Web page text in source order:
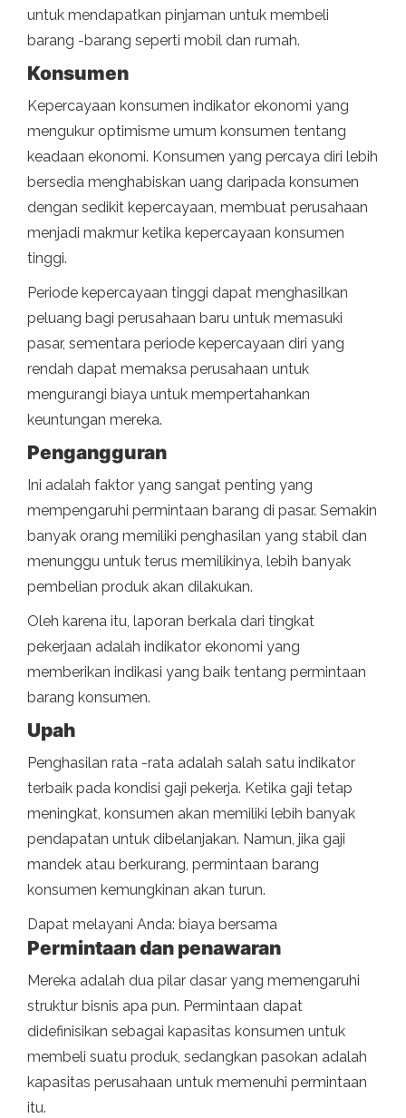
untuk mendapatkan pinjaman untuk membeli
barang -barang seperti mobil dan rumah.
Konsumen
Kepercayaan konsumen indikator ekonomi yang
mengukur optimisme umum konsumen tentang
keadaan ekonomi. Konsumen yang percaya diri lebih
bersedia menghabiskan uang daripada konsumen
dengan sedikit kepercayaan, membuat perusahaan
menjadi makmur ketika kepercayaan konsumen
tinggi.
Periode kepercayaan tinggi dapat menghasilkan
peluang bagi perusahaan baru untuk memasuki
pasar, sementara periode kepercayaan diri yang
rendah dapat memaksa perusahaan untuk
mengurangi biaya untuk mempertahankan
keuntungan mereka.
Pengangguran
Ini adalah faktor yang sangat penting yang
mempengaruhi permintaan barang di pasar. Semakin
banyak orang memiliki penghasilan yang stabil dan
menunggu untuk terus memilikinya, lebih banyak
pembelian produk akan dilakukan.
Oleh karena itu, laporan berkala dari tingkat
pekerjaan adalah indikator ekonomi yang
memberikan indikasi yang baik tentang permintaan
barang konsumen.
Upah
Penghasilan rata -rata adalah salah satu indikator
terbaik pada kondisi gaji pekerja. Ketika gaji tetap
meningkat, konsumen akan memiliki lebih banyak
pendapatan untuk dibelanjakan. Namun, jika gaji
mandek atau berkurang, permintaan barang
konsumen kemungkinan akan turun.
Dapat melayani Anda: biaya bersama
Permintaan dan penawaran
Mereka adalah dua pilar dasar yang memengaruhi
struktur bisnis apa pun. Permintaan dapat
didefinisikan sebagai kapasitas konsumen untuk
membeli suatu produk, sedangkan pasokan adalah
kapasitas perusahaan untuk memenuhi permintaan
itu.